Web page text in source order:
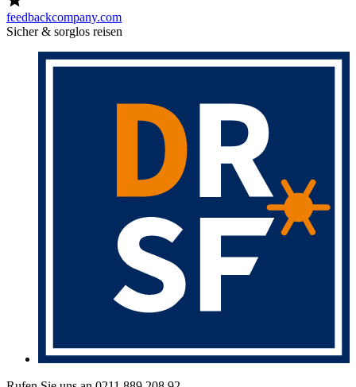
feedbackcompany.com
Sicher & sorglos reisen